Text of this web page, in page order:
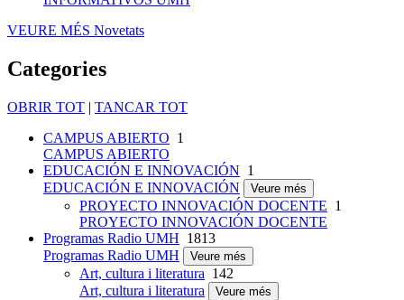
VEURE MÉS Novetats
Categories
OBRIR TOT | TANCAR TOT
CAMPUS ABIERTO 1
CAMPUS ABIERTO
EDUCACIÓN E INNOVACIÓN 1
EDUCACIÓN E INNOVACIÓN
Veure més
PROYECTO INNOVACIÓN DOCENTE 1
PROYECTO INNOVACIÓN DOCENTE
Programas Radio UMH 1813
Programas Radio UMH
Veure més
Art, cultura i literatura 142
Art, cultura i literatura
Veure més